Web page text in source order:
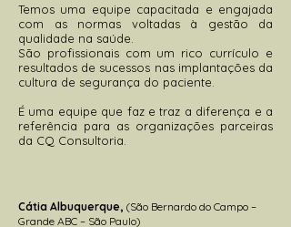
Temos uma equipe capacitada e engajada
com as normas voltadas à gestão da
qualidade na saúde.
São profissionais com um rico currículo e
resultados de sucessos nas implantações da
cultura de segurança do paciente.
É uma equipe que faz e traz a diferença e a
referência para as organizações parceiras
da CQ Consultoria.
Cátia Albuquerque, (São Bernardo do Campo –
Grande ABC – São Paulo)